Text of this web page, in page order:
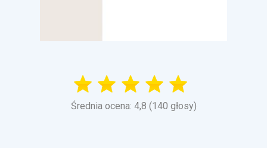
Średnia ocena: 4,8 (140 głosy)